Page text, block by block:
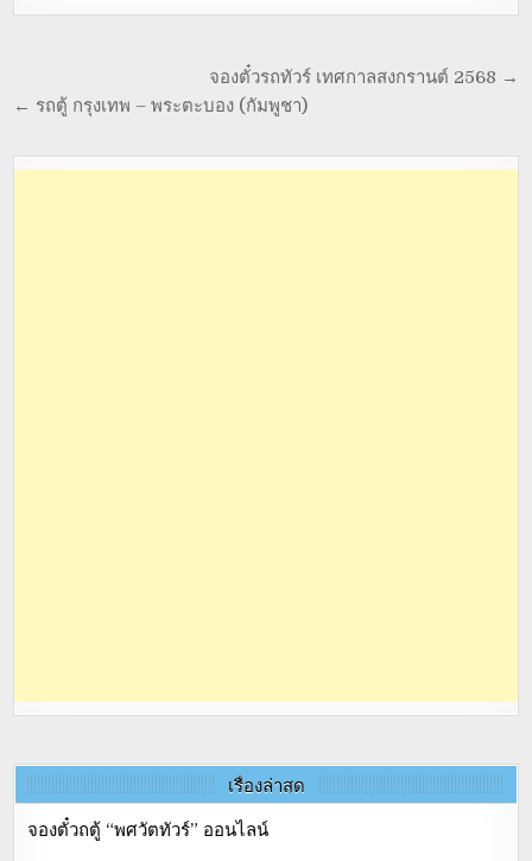
จองตั๋วรถทัวร์ เทศกาลสงกรานต์ 2568 →
← รถตู้ กรุงเทพ – พระตะบอง (กัมพูชา)
เรื่องล่าสุด
จองตั๋วถตู้ “พศวัตทัวร์” ออนไลน์